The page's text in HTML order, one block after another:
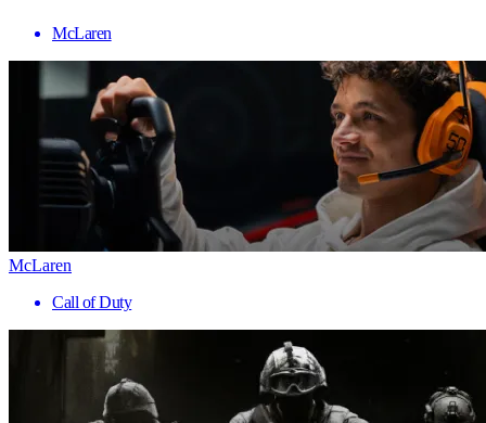
McLaren
McLaren
Call of Duty